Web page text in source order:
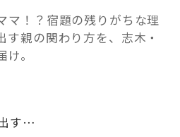
リノベ事例
マ！？宿題の残りがちな理
す親の関わり方を、志木・
。
す…